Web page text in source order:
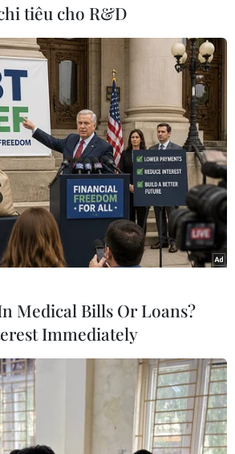
của Triều Tiên vào Hàn
biết Mỹ sẽ xem xét các biện
đó có cả việc triển khai các
lược tới Bán đảo Triều Tiên./.
(Vietnam+)
#THAAD
phòng thủ tên lửa tầm cao
tiêu cho R&D
Medical Bills Or Loans?
Immediately